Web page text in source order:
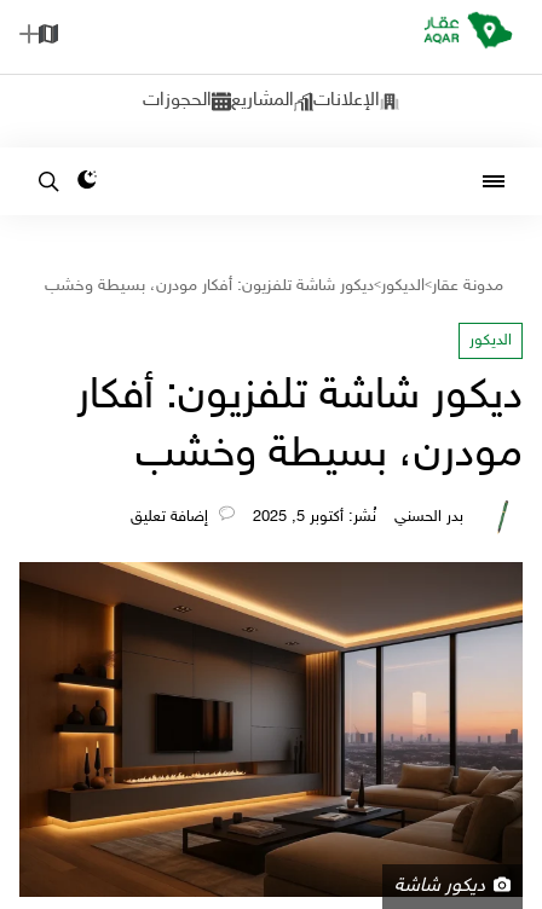
الإعلانات المشاريع الحجوزات
مدونة عقار>الديكور>ديكور شاشة تلفزيون: أفكار مودرن، بسيطة وخشب
الديكور
ديكور شاشة تلفزيون: أفكار
مودرن، بسيطة وخشب
بدر الحسني نُشر: أكتوبر 5, 2025
ديكور شاشة